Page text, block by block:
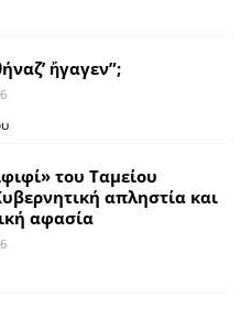
ἤγαγεν”;
του Ταμείου
απληστία και
αφασία